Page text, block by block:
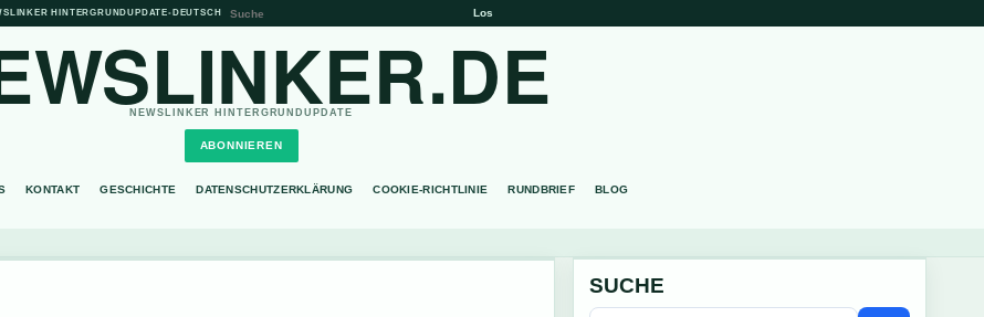
HINTERGRUNDUPDATE• DEUTSCH Los
NEWSLINKER HINTERGRUNDUPDATE
ABONNIEREN
KONTAKT GESCHICHTE DATENSCHUTZERKLÄRUNG COOKIE-RICHTLINIE RUNDBRIEF BLOG
SUCHE